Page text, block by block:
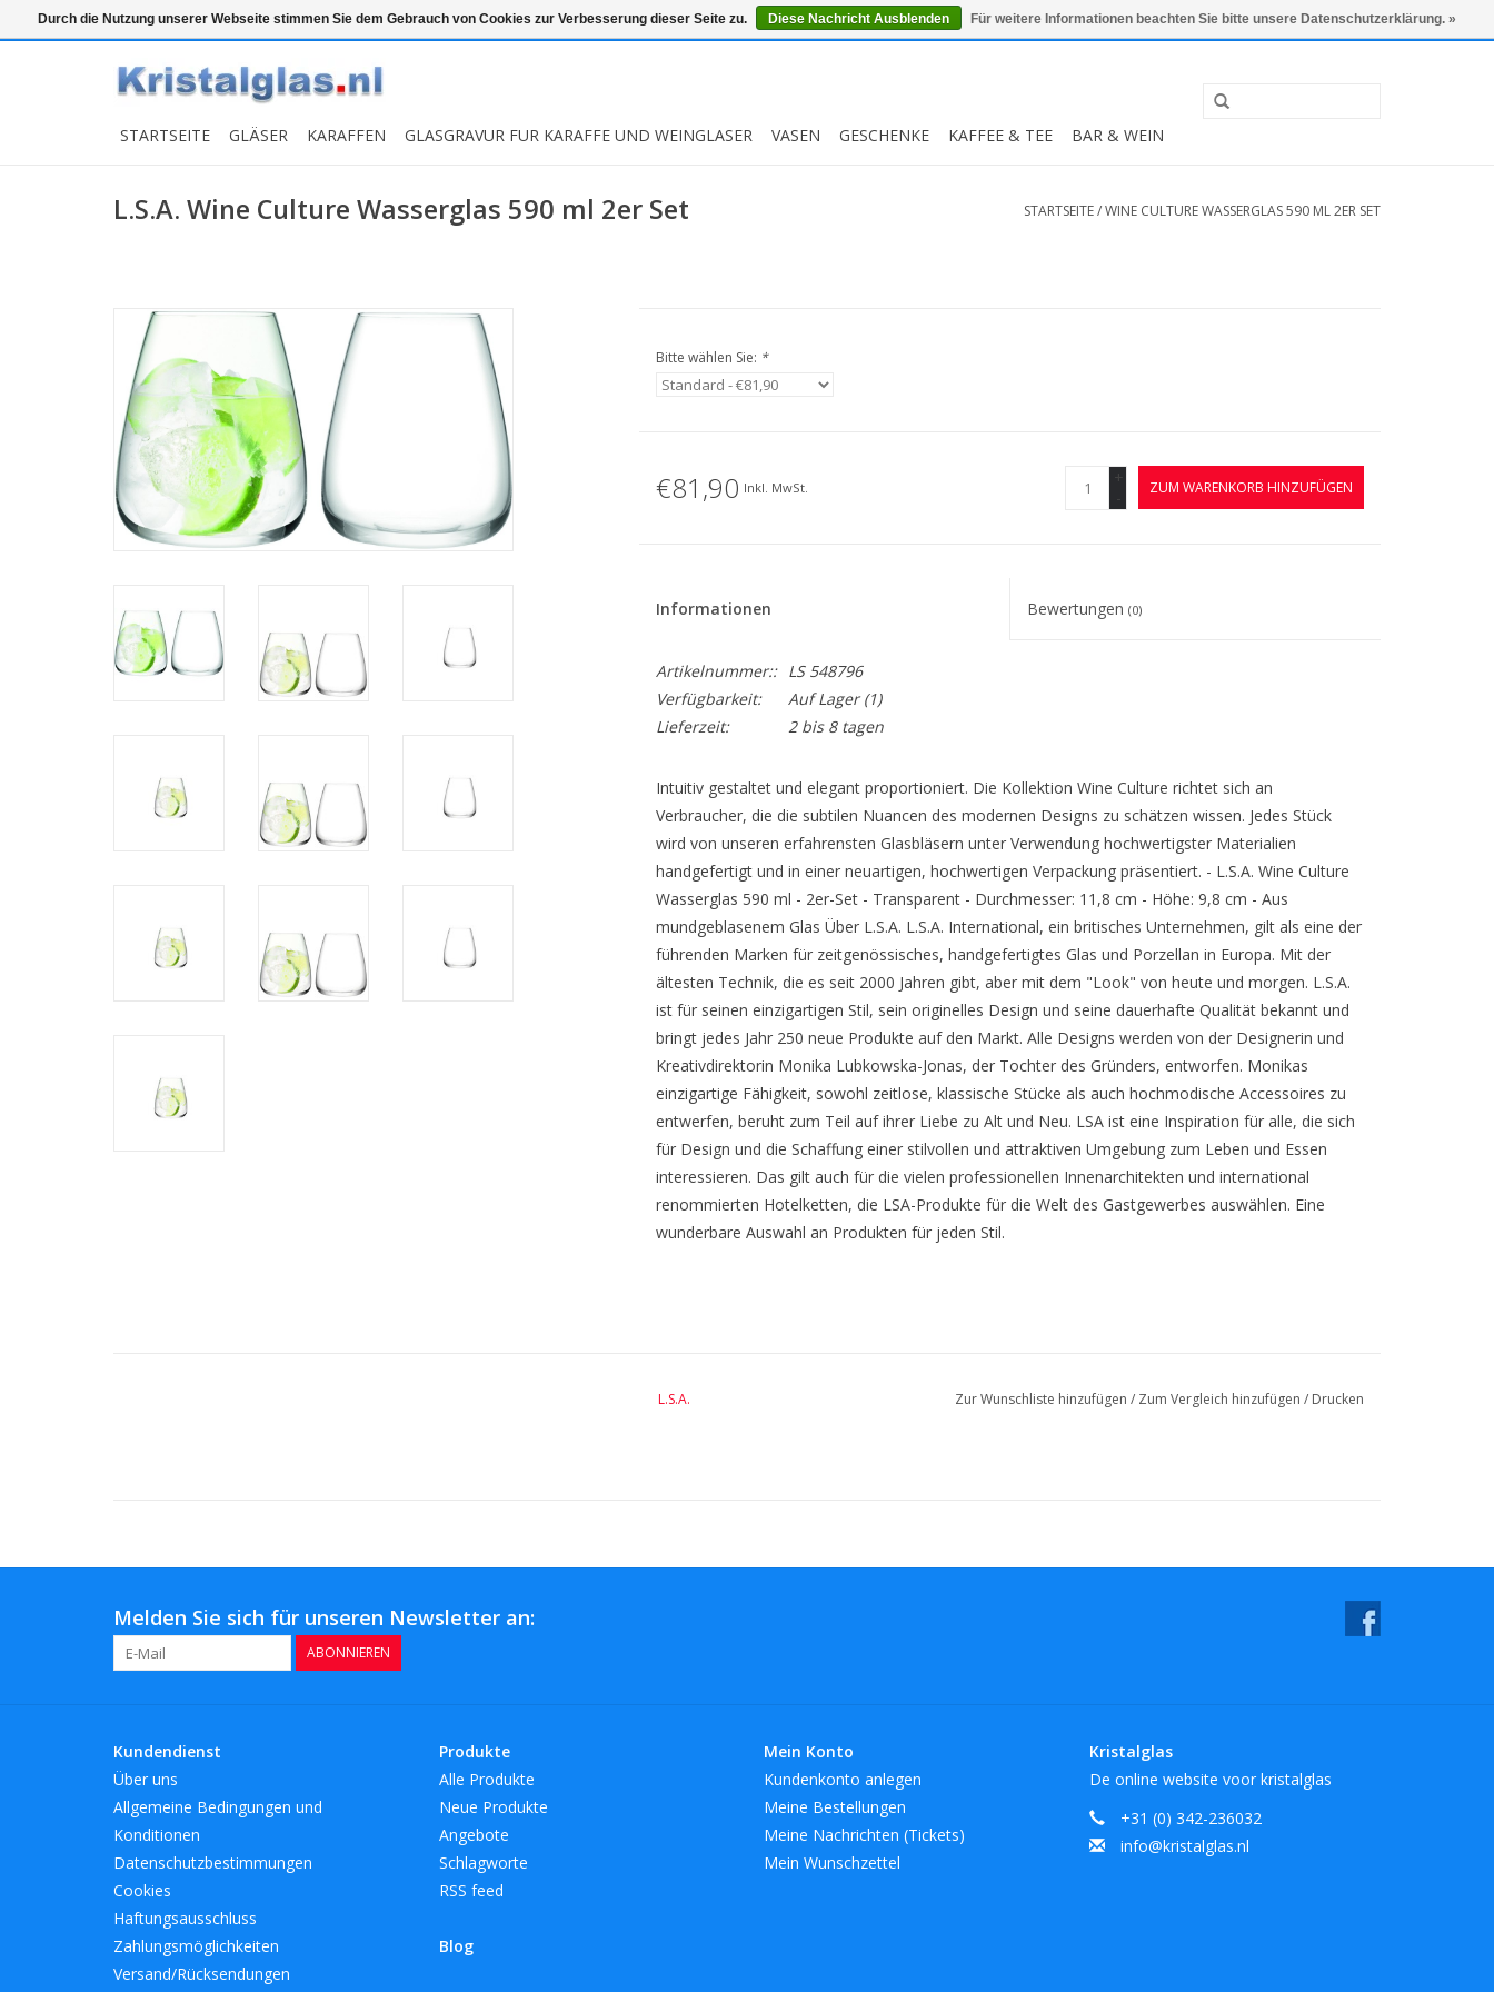
Top klasse Snelle levering Graveren 0 Artikel - €0,00 Mein Konto / Kundenkonto anlegen
STARTSEITE GLÄSER KARAFFEN GLASGRAVUR FUR KARAFFE UND WEINGLASER VASEN GESCHENKE KAFFEE & TEE BAR & WEIN
L.S.A. Wine Culture Wasserglas 590 ml 2er Set STARTSEITE/WINE CULTURE WASSERGLAS 590 ML 2ER SET
Bitte wählen Sie: *
€81,90 Inkl. MwSt.
+
-
ZUM WARENKORB HINZUFÜGEN
Informationen Bewertungen(0)
Artikelnummer::
LS 548796
Verfügbarkeit:
Auf Lager(1)
Lieferzeit:
2 bis 8 tagen
Intuitiv gestaltet und elegant proportioniert. Die Kollektion Wine Culture richtet sich an
Verbraucher, die die subtilen Nuancen des modernen Designs zu schätzen wissen. Jedes Stück
wird von unseren erfahrensten Glasbläsern unter Verwendung hochwertigster Materialien
handgefertigt und in einer neuartigen, hochwertigen Verpackung präsentiert. - L.S.A. Wine Culture
Wasserglas 590 ml - 2er-Set - Transparent - Durchmesser: 11,8 cm - Höhe: 9,8 cm - Aus
mundgeblasenem Glas Über L.S.A. L.S.A. International, ein britisches Unternehmen, gilt als eine der
führenden Marken für zeitgenössisches, handgefertigtes Glas und Porzellan in Europa. Mit der
ältesten Technik, die es seit 2000 Jahren gibt, aber mit dem "Look" von heute und morgen. L.S.A.
ist für seinen einzigartigen Stil, sein originelles Design und seine dauerhafte Qualität bekannt und
bringt jedes Jahr 250 neue Produkte auf den Markt. Alle Designs werden von der Designerin und
Kreativdirektorin Monika Lubkowska-Jonas, der Tochter des Gründers, entworfen. Monikas
einzigartige Fähigkeit, sowohl zeitlose, klassische Stücke als auch hochmodische Accessoires zu
entwerfen, beruht zum Teil auf ihrer Liebe zu Alt und Neu. LSA ist eine Inspiration für alle, die sich
für Design und die Schaffung einer stilvollen und attraktiven Umgebung zum Leben und Essen
interessieren. Das gilt auch für die vielen professionellen Innenarchitekten und international
renommierten Hotelketten, die LSA-Produkte für die Welt des Gastgewerbes auswählen. Eine
wunderbare Auswahl an Produkten für jeden Stil.
LängeMM: 118
L.S.A. Zur Wunschliste hinzufügen / Zum Vergleich hinzufügen / Drucken
Melden Sie sich für unseren Newsletter an:
ABONNIEREN
Kundendienst
Über uns
Allgemeine Bedingungen und
Konditionen
Datenschutzbestimmungen
Cookies
Haftungsausschluss
Zahlungsmöglichkeiten
Versand/Rücksendungen
Produkte
Alle Produkte
Neue Produkte
Angebote
Schlagworte
RSS feed
Blog
Mein Konto
Kundenkonto anlegen
Meine Bestellungen
Meine Nachrichten (Tickets)
Mein Wunschzettel
Kristalglas
De online website voor kristalglas
+31 (0) 342-236032
info@kristalglas.nl
Durch die Nutzung unserer Webseite stimmen Sie dem Gebrauch von Cookies zur Verbesserung dieser Seite zu. Diese Nachricht Ausblenden Für weitere Informationen beachten Sie bitte unsere Datenschutzerklärung. »